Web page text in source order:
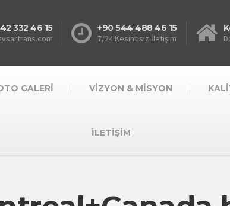
332 46 15
+90 544 488 46 15
7/24 Kesintisiz İletişim
GALERİ VİZYON & MİSYON
İLETİŞİM